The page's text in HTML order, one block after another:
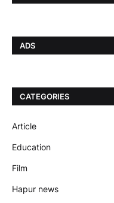
ADS
CATEGORIES
Article
Education
Film
Hapur news